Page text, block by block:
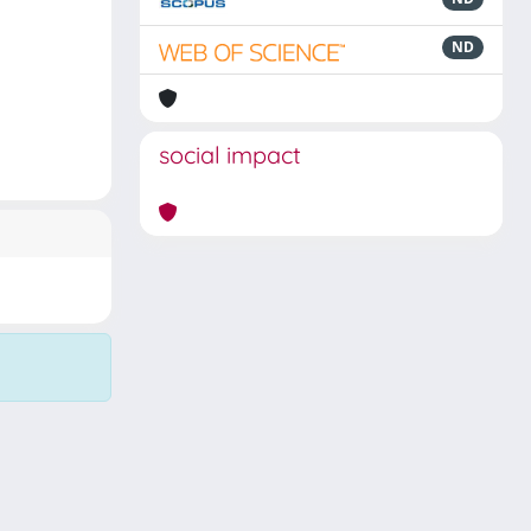
ND
social impact